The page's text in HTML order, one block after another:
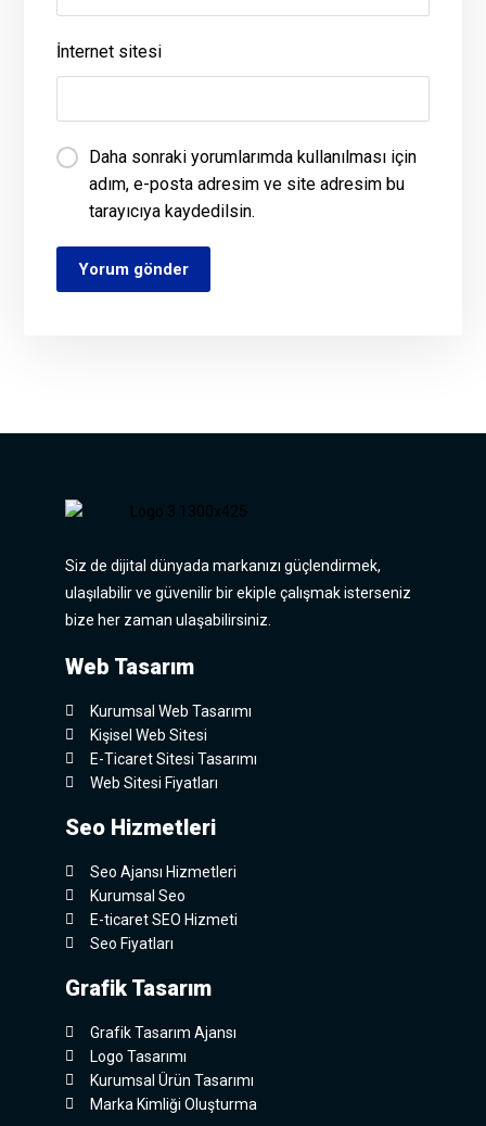
İnternet sitesi
Daha sonraki yorumlarımda kullanılması için
adım, e-posta adresim ve site adresim bu
tarayıcıya kaydedilsin.
Yorum gönder
Siz de dijital dünyada markanızı güçlendirmek,
ulaşılabilir ve güvenilir bir ekiple çalışmak isterseniz
bize her zaman ulaşabilirsiniz.
Web Tasarım
Kurumsal Web Tasarımı
Kişisel Web Sitesi
E-Ticaret Sitesi Tasarımı
Web Sitesi Fiyatları
Seo Hizmetleri
Seo Ajansı Hizmetleri
Kurumsal Seo
E-ticaret SEO Hizmeti
Seo Fiyatları
Grafik Tasarım
Grafik Tasarım Ajansı
Logo Tasarımı
Kurumsal Ürün Tasarımı
Marka Kimliği Oluşturma